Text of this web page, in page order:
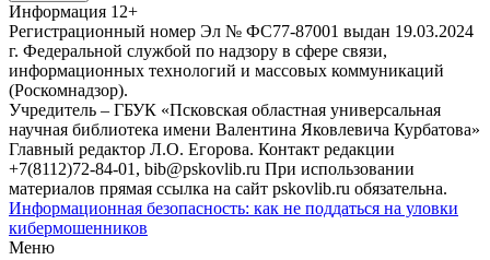
Информация 12+
Регистрационный номер Эл № ФС77-87001 выдан 19.03.2024
г. Федеральной службой по надзору в сфере связи,
информационных технологий и массовых коммуникаций
(Роскомнадзор).
Учредитель – ГБУК «Псковская областная универсальная
научная библиотека имени Валентина Яковлевича Курбатова»
Главный редактор Л.О. Егорова. Контакт редакции
+7(8112)72-84-01, bib@pskovlib.ru При использовании
материалов прямая ссылка на сайт pskovlib.ru обязательна.
Информационная безопасность: как не поддаться на уловки
кибермошенников
Меню